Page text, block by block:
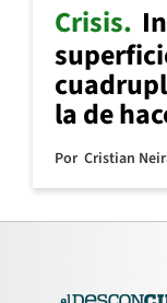
Crisis
la de
Por Cristian